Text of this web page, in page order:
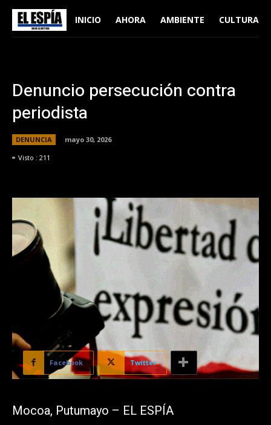
INICIO AHORA AMBIENTE CULTURA
Denuncio persecución contra
periodista
DENUNCIA
mayo 30, 2026
Visto : 211
Facebook Twitter
Mocoa, Putumayo – EL ESPÍA